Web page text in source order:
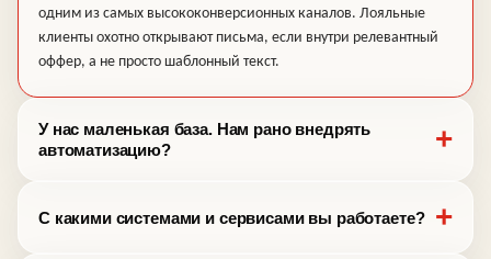
одним из самых высококонверсионных каналов. Лояльные
клиенты охотно открывают письма, если внутри релевантный
оффер, а не просто шаблонный текст.
У нас маленькая база. Нам рано внедрять
автоматизацию?
С какими системами и сервисами вы работаете?